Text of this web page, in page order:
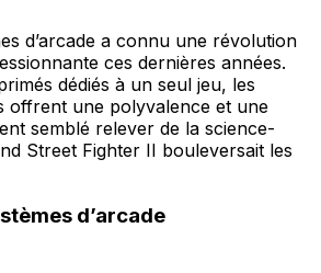
d’arcade a connu une révolution
ces dernières années.
dédiés à un seul jeu, les
offrent une polyvalence et une
semblé relever de la science-
Street Fighter II bouleversait les
d’arcade